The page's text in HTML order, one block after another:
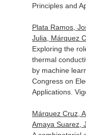
Principles and
Plata Ramos,
Julia, Márquez
Exploring the
thermal
by machine
Congress on
Applications.
Márquez Cruz,
Amaya Suarez,